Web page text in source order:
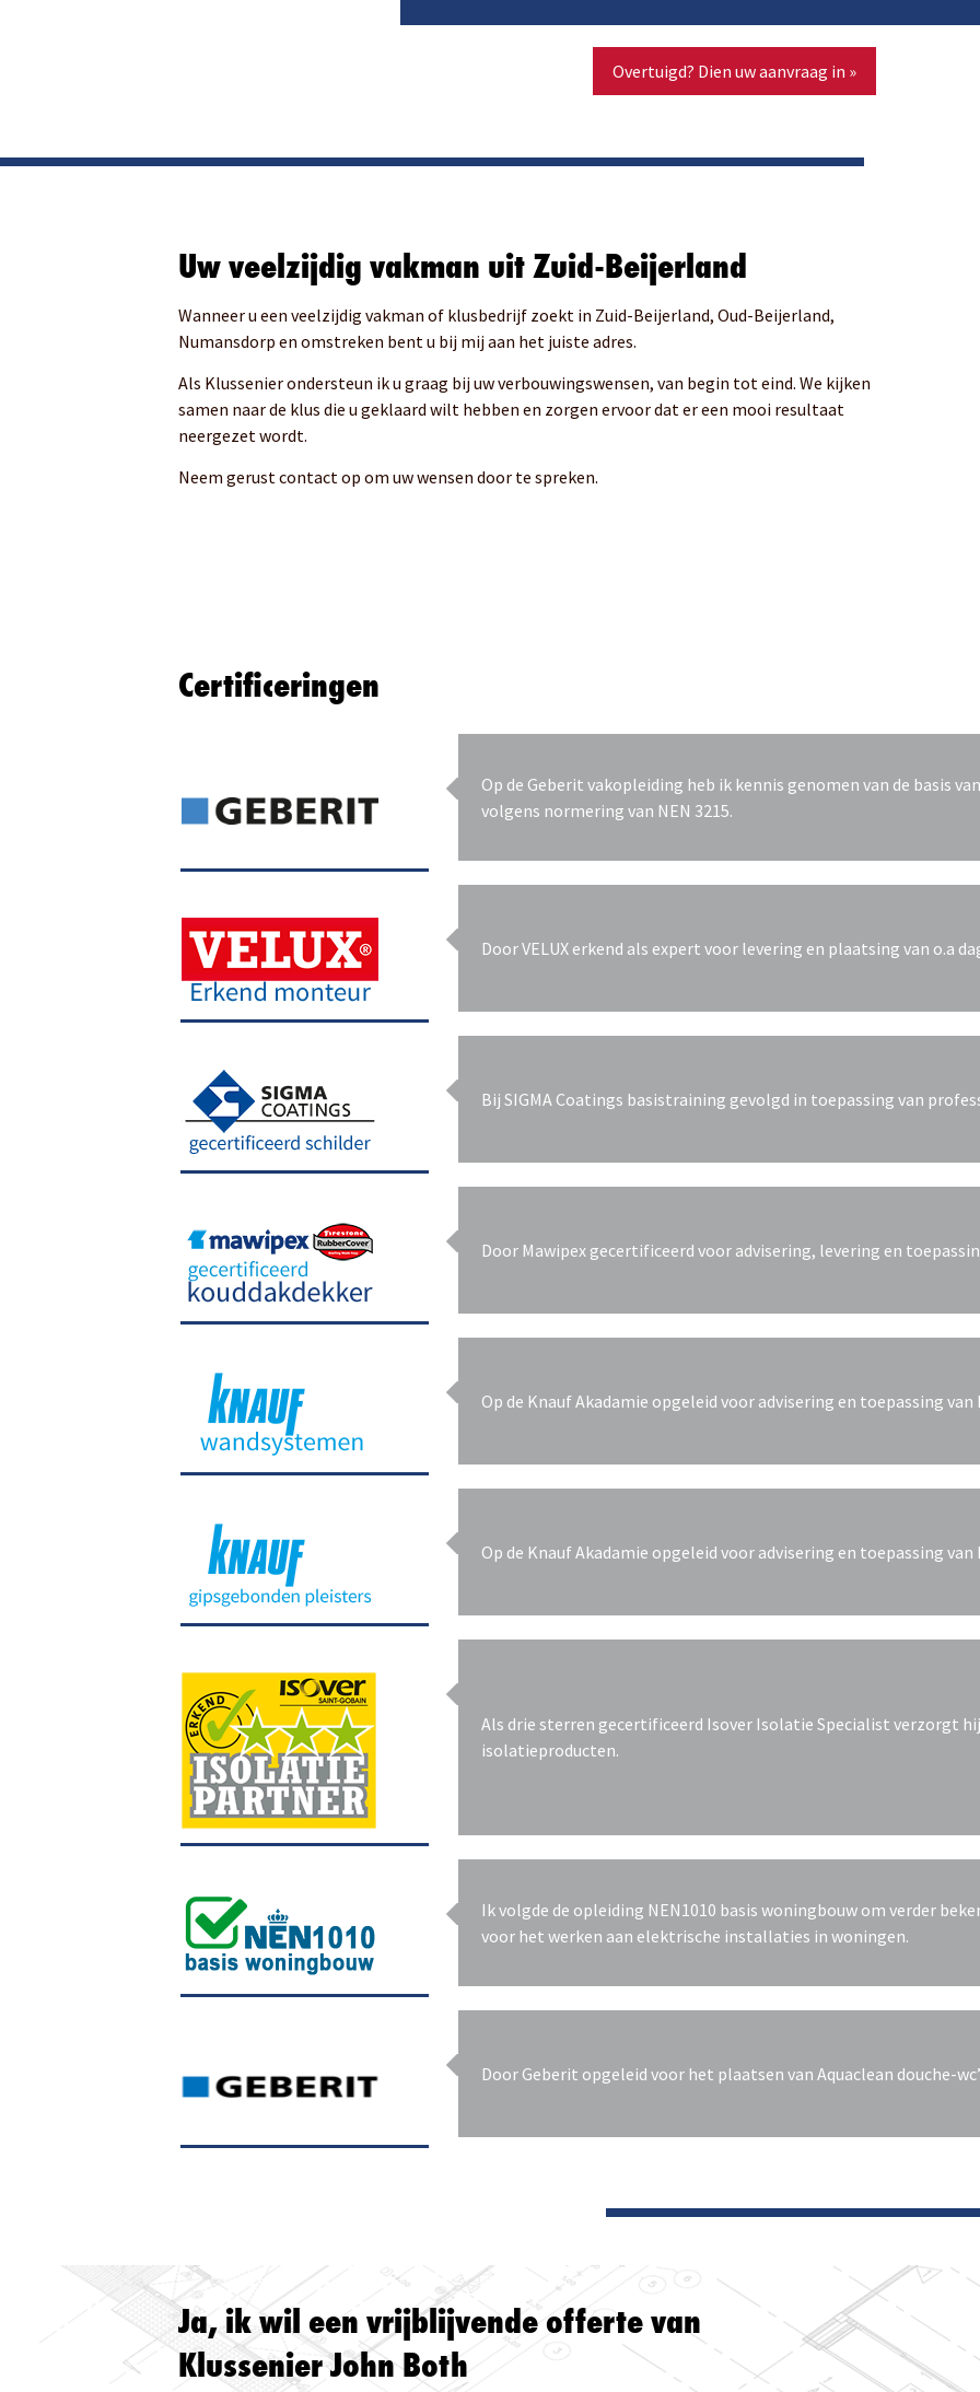
Overtuigd? Dien uw aanvraag in »
Uw veelzijdig vakman uit Zuid-Beijerland
Wanneer u een veelzijdig vakman of klusbedrijf zoekt in Zuid-Beijerland, Oud-Beijerland,
Numansdorp en omstreken bent u bij mij aan het juiste adres.
Als Klussenier ondersteun ik u graag bij uw verbouwingswensen, van begin tot eind. We kijken
samen naar de klus die u geklaard wilt hebben en zorgen ervoor dat er een mooi resultaat
neergezet wordt.
Neem gerust contact op om uw wensen door te spreken.
Certificeringen
Op de Geberit vakopleiding heb ik kennis genomen van de basis
volgens normering van NEN 3215.
Door VELUX erkend als expert voor levering en plaatsing van o.a
Bij SIGMA Coatings basistraining gevolgd in toepassing van
Door Mawipex gecertificeerd voor advisering, levering en
Op de Knauf Akadamie opgeleid voor advisering en toepassing
Op de Knauf Akadamie opgeleid voor advisering en toepassing
Als drie sterren gecertificeerd Isover Isolatie Specialist verzorgt
isolatieproducten.
Ik volgde de opleiding NEN1010 basis woningbouw om verder
voor het werken aan elektrische installaties in woningen.
Door Geberit opgeleid voor het plaatsen van Aquaclean douche-
Ja, ik wil een vrijblijvende offerte van
Klussenier John Both